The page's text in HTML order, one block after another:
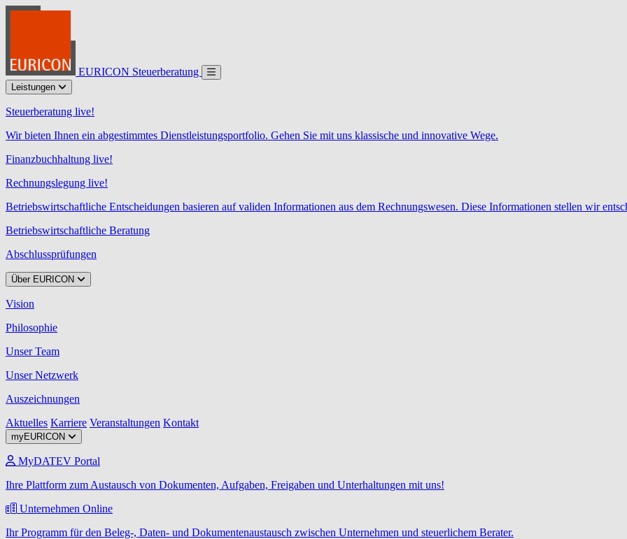
EURICON Steuerberatung
Leistungen
Steuerberatung live!
Wir bieten Ihnen ein abgestimmtes Dienstleistungsportfolio. Gehen Sie mit uns klassische und innovative Wege.
Finanzbuchhaltung live!
Rechnungslegung live!
Betriebswirtschaftliche Entscheidungen basieren auf validen Informationen aus dem Rechnungswesen. Diese Informationen stellen wir
Betriebswirtschaftliche Beratung
Abschlussprüfungen
Über EURICON
Vision
Philosophie
Unser Team
Unser Netzwerk
Auszeichnungen
Aktuelles Karriere Veranstaltungen Kontakt
myEURICON
MyDATEV Portal
Ihre Plattform zum Austausch von Dokumenten, Aufgaben, Freigaben und Unterhaltungen mit uns!
Unternehmen Online
Ihr Programm für den Beleg-, Daten- und Dokumentenaustausch zwischen Unternehmen und steuerlichem Berater.